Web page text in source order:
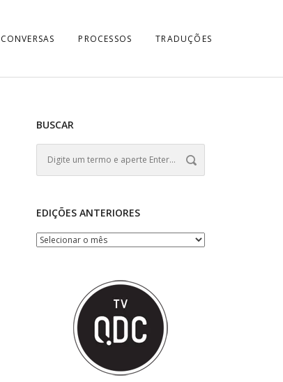
CONVERSAS PROCESSOS TRADUÇÕES
BUSCAR
EDIÇÕES ANTERIORES